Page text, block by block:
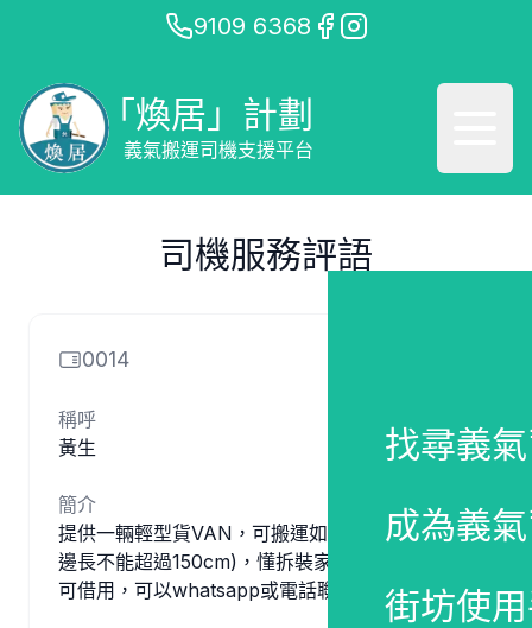
9109 6368
「煥居」計劃
義氣搬運司機支援平台
找尋義
成為義
街坊使
司機服務評語
0014
稱呼
黃生
簡介
提供一輛輕型貨VAN，可搬運如雪櫃等家電(貨物
邊長不能超過150cm)，懂拆裝家俱及備有手推車
可借用，可以whatsapp或電話聯絡。